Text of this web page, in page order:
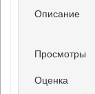
Описание
Просмотры
Оценка